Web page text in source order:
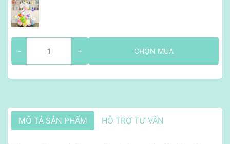
- + CHỌN MUA
MÔ TẢ SẢN PHẨM HỖ TRỢ TƯ VẤN